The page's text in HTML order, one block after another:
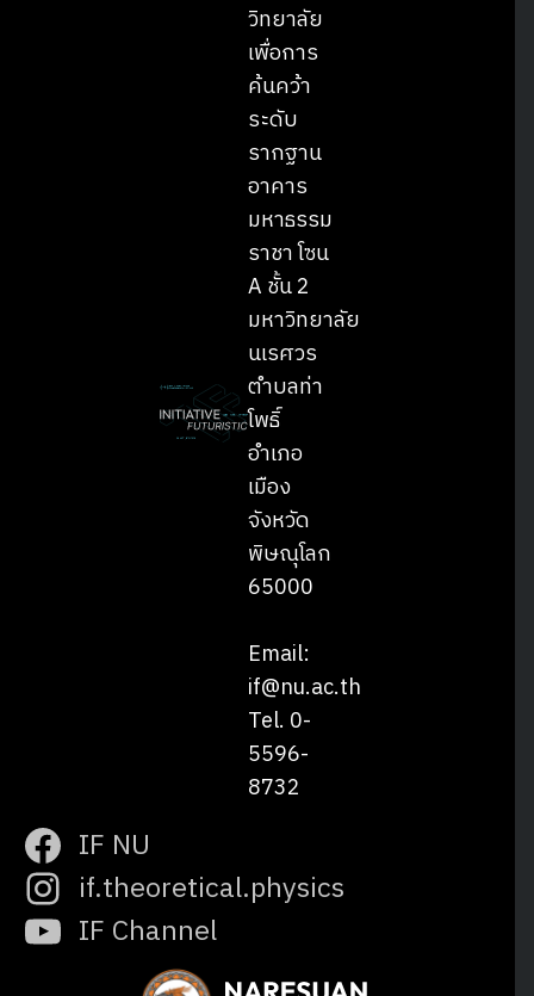
วิทยาลัย
เพื่อการ
ค้นคว้า
ระดับ
รากฐาน
อาคาร
มหาธรรม
ราชา โซน
A ชั้น 2
มหาวิทยาลัย
นเรศวร
ตำบลท่า
โพธิ์
อำเภอ
เมือง
จังหวัด
พิษณุโลก
65000
Email:
if@nu.ac.th
Tel. 0-
5596-
8732
IF NU
if.theoretical.physics
IF Channel